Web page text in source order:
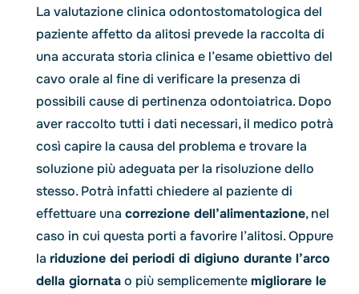
La valutazione clinica odontostomatologica del
paziente affetto da alitosi prevede la raccolta di
una accurata storia clinica e l’esame obiettivo del
cavo orale al fine di verificare la presenza di
possibili cause di pertinenza odontoiatrica. Dopo
aver raccolto tutti i dati necessari, il medico potrà
così capire la causa del problema e trovare la
soluzione più adeguata per la risoluzione dello
stesso. Potrà infatti chiedere al paziente di
effettuare una correzione dell’alimentazione, nel
caso in cui questa porti a favorire l’alitosi. Oppure
la riduzione dei periodi di digiuno durante l’arco
della giornatao più semplicementemigliorare le